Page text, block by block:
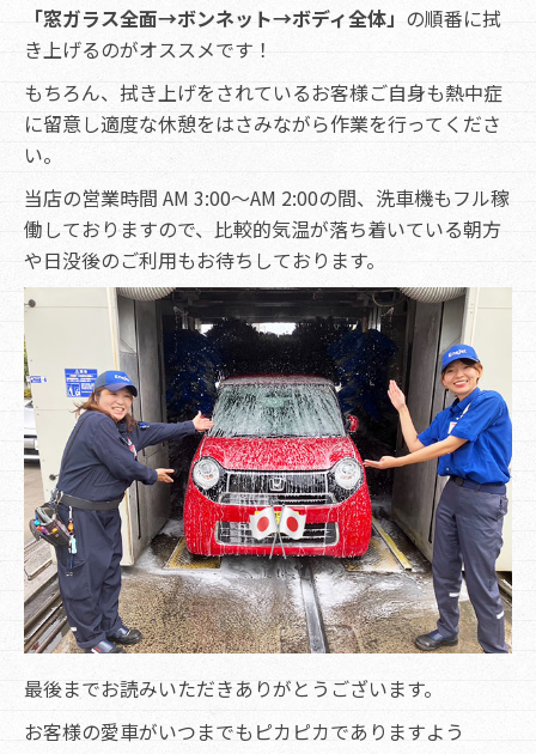
「窓ガラス全面→ボンネット→ボディ全体」 の順番に拭
き上げるのがオススメです！
もちろん、拭き上げをされているお客様ご自身も熱中症
に留意し適度な休憩をはさみながら作業を行ってくださ
い。
当店の営業時間 AM 3:00～AM 2:00の間、洗車機もフル稼
働しておりますので、比較的気温が落ち着いている朝方
や日没後のご利用もお待ちしております。
最後までお読みいただきありがとうございます。
お客様の愛車がいつまでもピカピカでありますよう